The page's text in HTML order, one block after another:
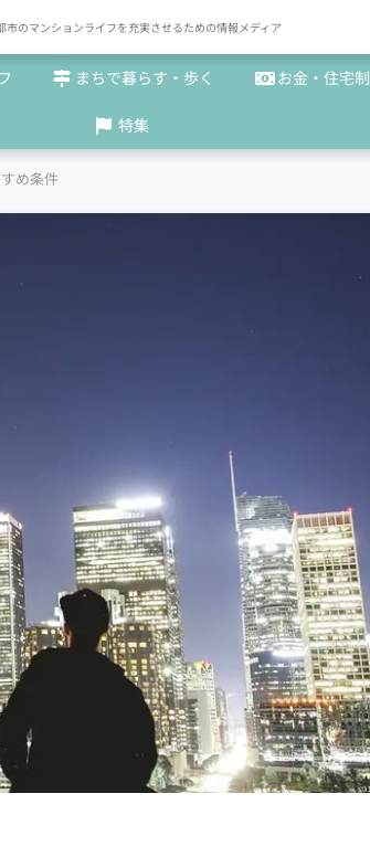
のマンションライフを充実させるための情報メディア
まちで暮らす・歩く お金・住宅
特集
め条件